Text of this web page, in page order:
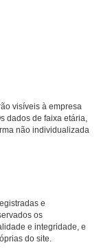
visíveis à empresa
dados de faixa etária,
não individualizada
e
os
e integridade, e
do site.